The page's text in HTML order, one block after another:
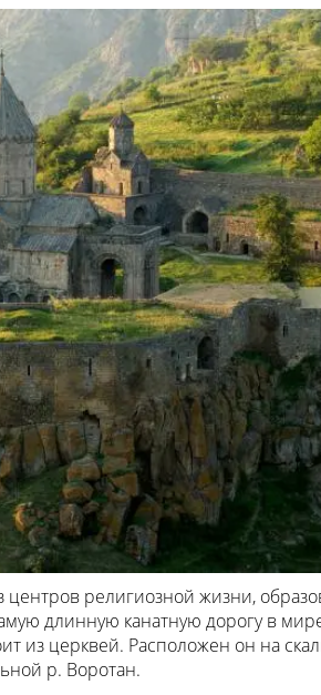
центров религиозной жизни,
длинную канатную дорогу в
из церквей. Расположен он на
р. Воротан.